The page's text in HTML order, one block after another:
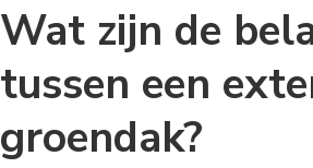
Wat zijn de
tussen een
groendak?